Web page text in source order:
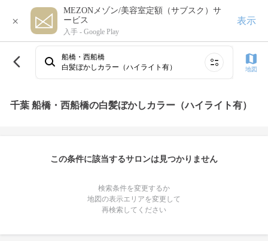
×
MEZONメゾン/美容室定額（サブスク）サ
ービス
入手 - Google Play
表示
船橋・西船橋
白髪ぼかしカラー（ハイライト有）
地図
千葉 船橋・西船橋の白髪ぼかしカラー（ハイライト有）
この条件に該当するサロンは見つかりません
検索条件を変更するか
地図の表示エリアを変更して
再検索してください